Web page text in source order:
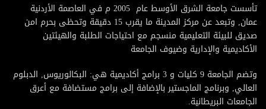
تأسست جامعة الشرق الأوسط عام 2005 م في العاصمة الأردنية
عمان, وتبعد عن مركز المدينة ما يقرب 15 دقيقة وتحظى بحرم امن
صديق للبيئة التعليمية منسجم مع احتياجات الطلبة والهيئتين
الأكاديمية والإدارية وضيوف الجامعة
وتضم الجامعة 9 كليات و 3 برامج أكاديمية هي: البكالوريوس, الدبلوم
العالي, وبرنامج الماجستير بالإضافة إلى برامج مستضافة مع أعرق
الجامعات البريطانية.